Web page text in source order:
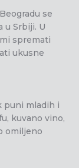
se
u Srbiji. U
spremati
ukusne
puni mladih i
kuvano vino,
omiljeno